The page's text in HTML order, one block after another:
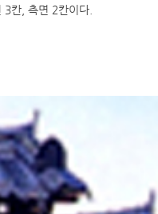
칸, 측면 2칸이다.